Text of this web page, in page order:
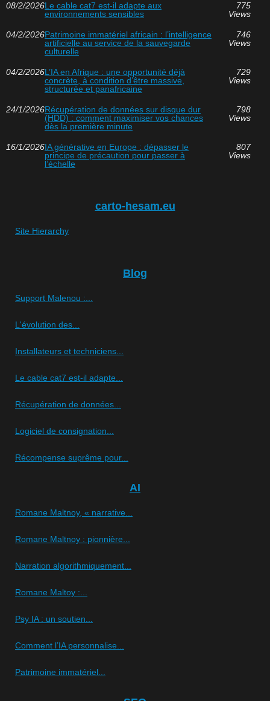
08/2/2026Le cable cat7 est-il adapte aux
environnements sensibles
775
Views
04/2/2026Patrimoine immatériel africain : l’intelligence
artificielle au service de la sauvegarde
culturelle
746
Views
04/2/2026L’IA en Afrique : une opportunité déjà
concrète, à condition d’être massive,
structurée et panafricaine
729
Views
24/1/2026Récupération de données sur disque dur
(HDD) : comment maximiser vos chances
dès la première minute
798
Views
16/1/2026IA générative en Europe : dépasser le
principe de précaution pour passer à
l’échelle
807
Views
carto-hesam.eu
Site Hierarchy
Blog
Support Malenou :...
L'évolution des...
Installateurs et techniciens...
Le cable cat7 est-il adapte...
Récupération de données...
Logiciel de consignation...
Récompense suprême pour...
AI
Romane Maltnoy, « narrative...
Romane Maltnoy : pionnière...
Narration algorithmiquement...
Romane Maltoy :...
Psy IA : un soutien...
Comment l’IA personnalise...
Patrimoine immatériel...